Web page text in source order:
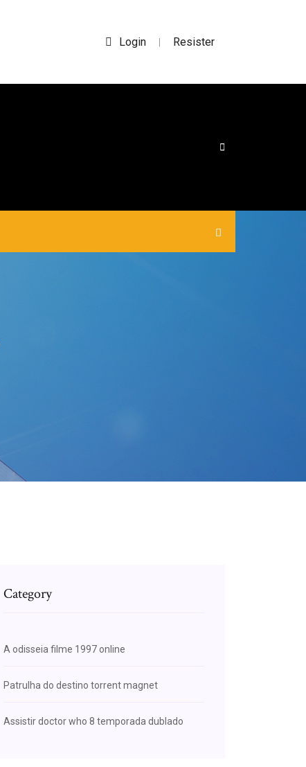
Login | Resister
Category
A odisseia filme 1997 online
Patrulha do destino torrent magnet
Assistir doctor who 8 temporada dublado